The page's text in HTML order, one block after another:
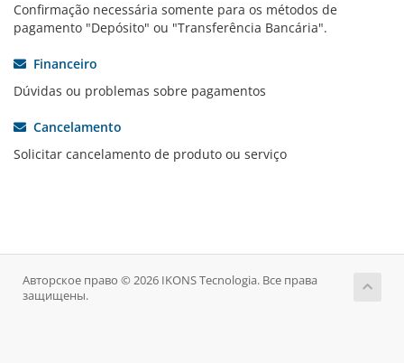
Confirmação necessária somente para os métodos de
pagamento "Depósito" ou "Transferência Bancária".
Financeiro
Dúvidas ou problemas sobre pagamentos
Cancelamento
Solicitar cancelamento de produto ou serviço
Авторское право © 2026 IKONS Tecnologia. Все права
защищены.